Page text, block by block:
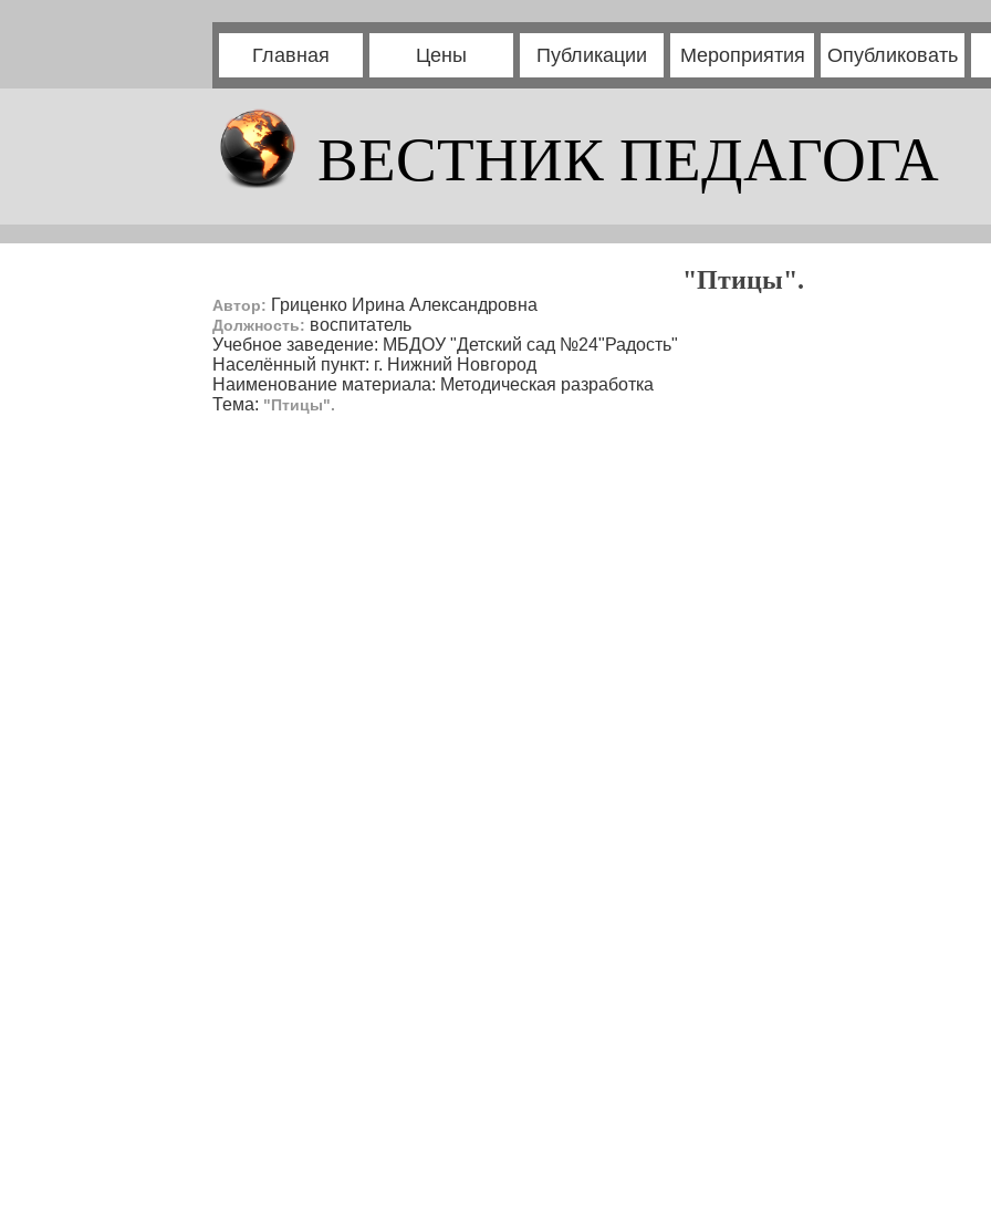
Главная Цены Публикации Мероприятия Опубликовать
ВЕСТНИК ПЕДАГОГА
"Птицы".
Автор: Гриценко Ирина Александровна
Должность: воспитатель
Учебное заведение: МБДОУ "Детский сад №24"Радость"
Населённый пункт: г. Нижний Новгород
Наименование материала: Методическая разработка
Тема: "Птицы".